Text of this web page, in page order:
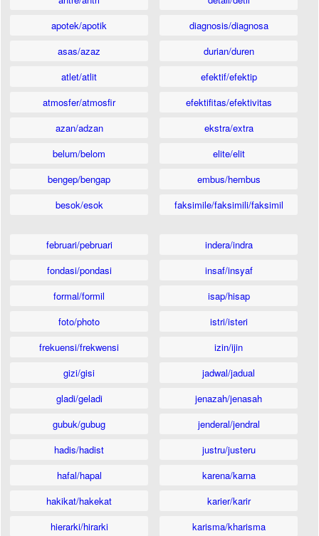
apotek/apotik
asas/azaz
atlet/atlit
atmosfer/atmosfir
azan/adzan
belum/belom
bengep/bengap
besok/esok
diagnosis/diagnosa
durian/duren
efektif/efektip
efektifitas/efektivitas
ekstra/extra
elite/elit
embus/hembus
faksimile/faksimili/faksimil
februari/pebruari
fondasi/pondasi
formal/formil
foto/photo
frekuensi/frekwensi
gizi/gisi
gladi/geladi
gubuk/gubug
hadis/hadist
hafal/hapal
hakikat/hakekat
hierarki/hirarki
indera/indra
insaf/insyaf
isap/hisap
istri/isteri
izin/ijin
jadwal/jadual
jenazah/jenasah
jenderal/jendral
justru/justeru
karena/karna
karier/karir
karisma/kharisma